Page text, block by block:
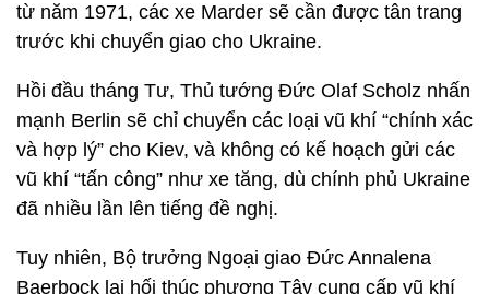
từ năm 1971, các xe Marder sẽ cần được tân trang
trước khi chuyển giao cho Ukraine.
Hồi đầu tháng Tư, Thủ tướng Đức Olaf Scholz nhấn
mạnh Berlin sẽ chỉ chuyển các loại vũ khí “chính xác
và hợp lý” cho Kiev, và không có kế hoạch gửi các
vũ khí “tấn công” như xe tăng, dù chính phủ Ukraine
đã nhiều lần lên tiếng đề nghị.
Tuy nhiên, Bộ trưởng Ngoại giao Đức Annalena
Baerbock lại hối thúc phương Tây cung cấp vũ khí